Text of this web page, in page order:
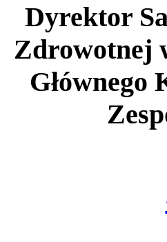
Dyrektor
Zdrowotnej
Głównego